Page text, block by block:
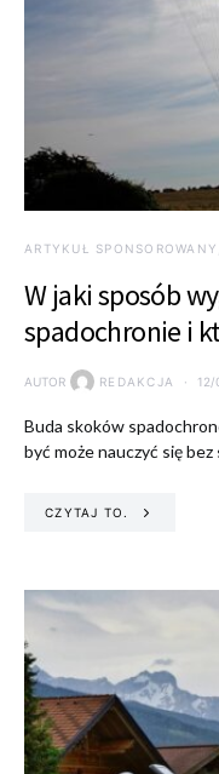
ARTYKUŁ SPONSOROWANY
W jaki sposób
spadochronie i
AUTOR REDAKCJA 12/
Buda skoków
być może nauczyć się
CZYTAJ TO.